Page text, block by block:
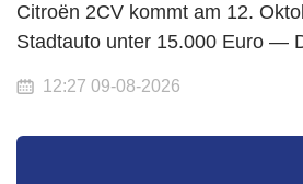
Citroën 2CV kommt am 12.
Stadtauto unter 15.000 Euro —
12:27 09-08-2026